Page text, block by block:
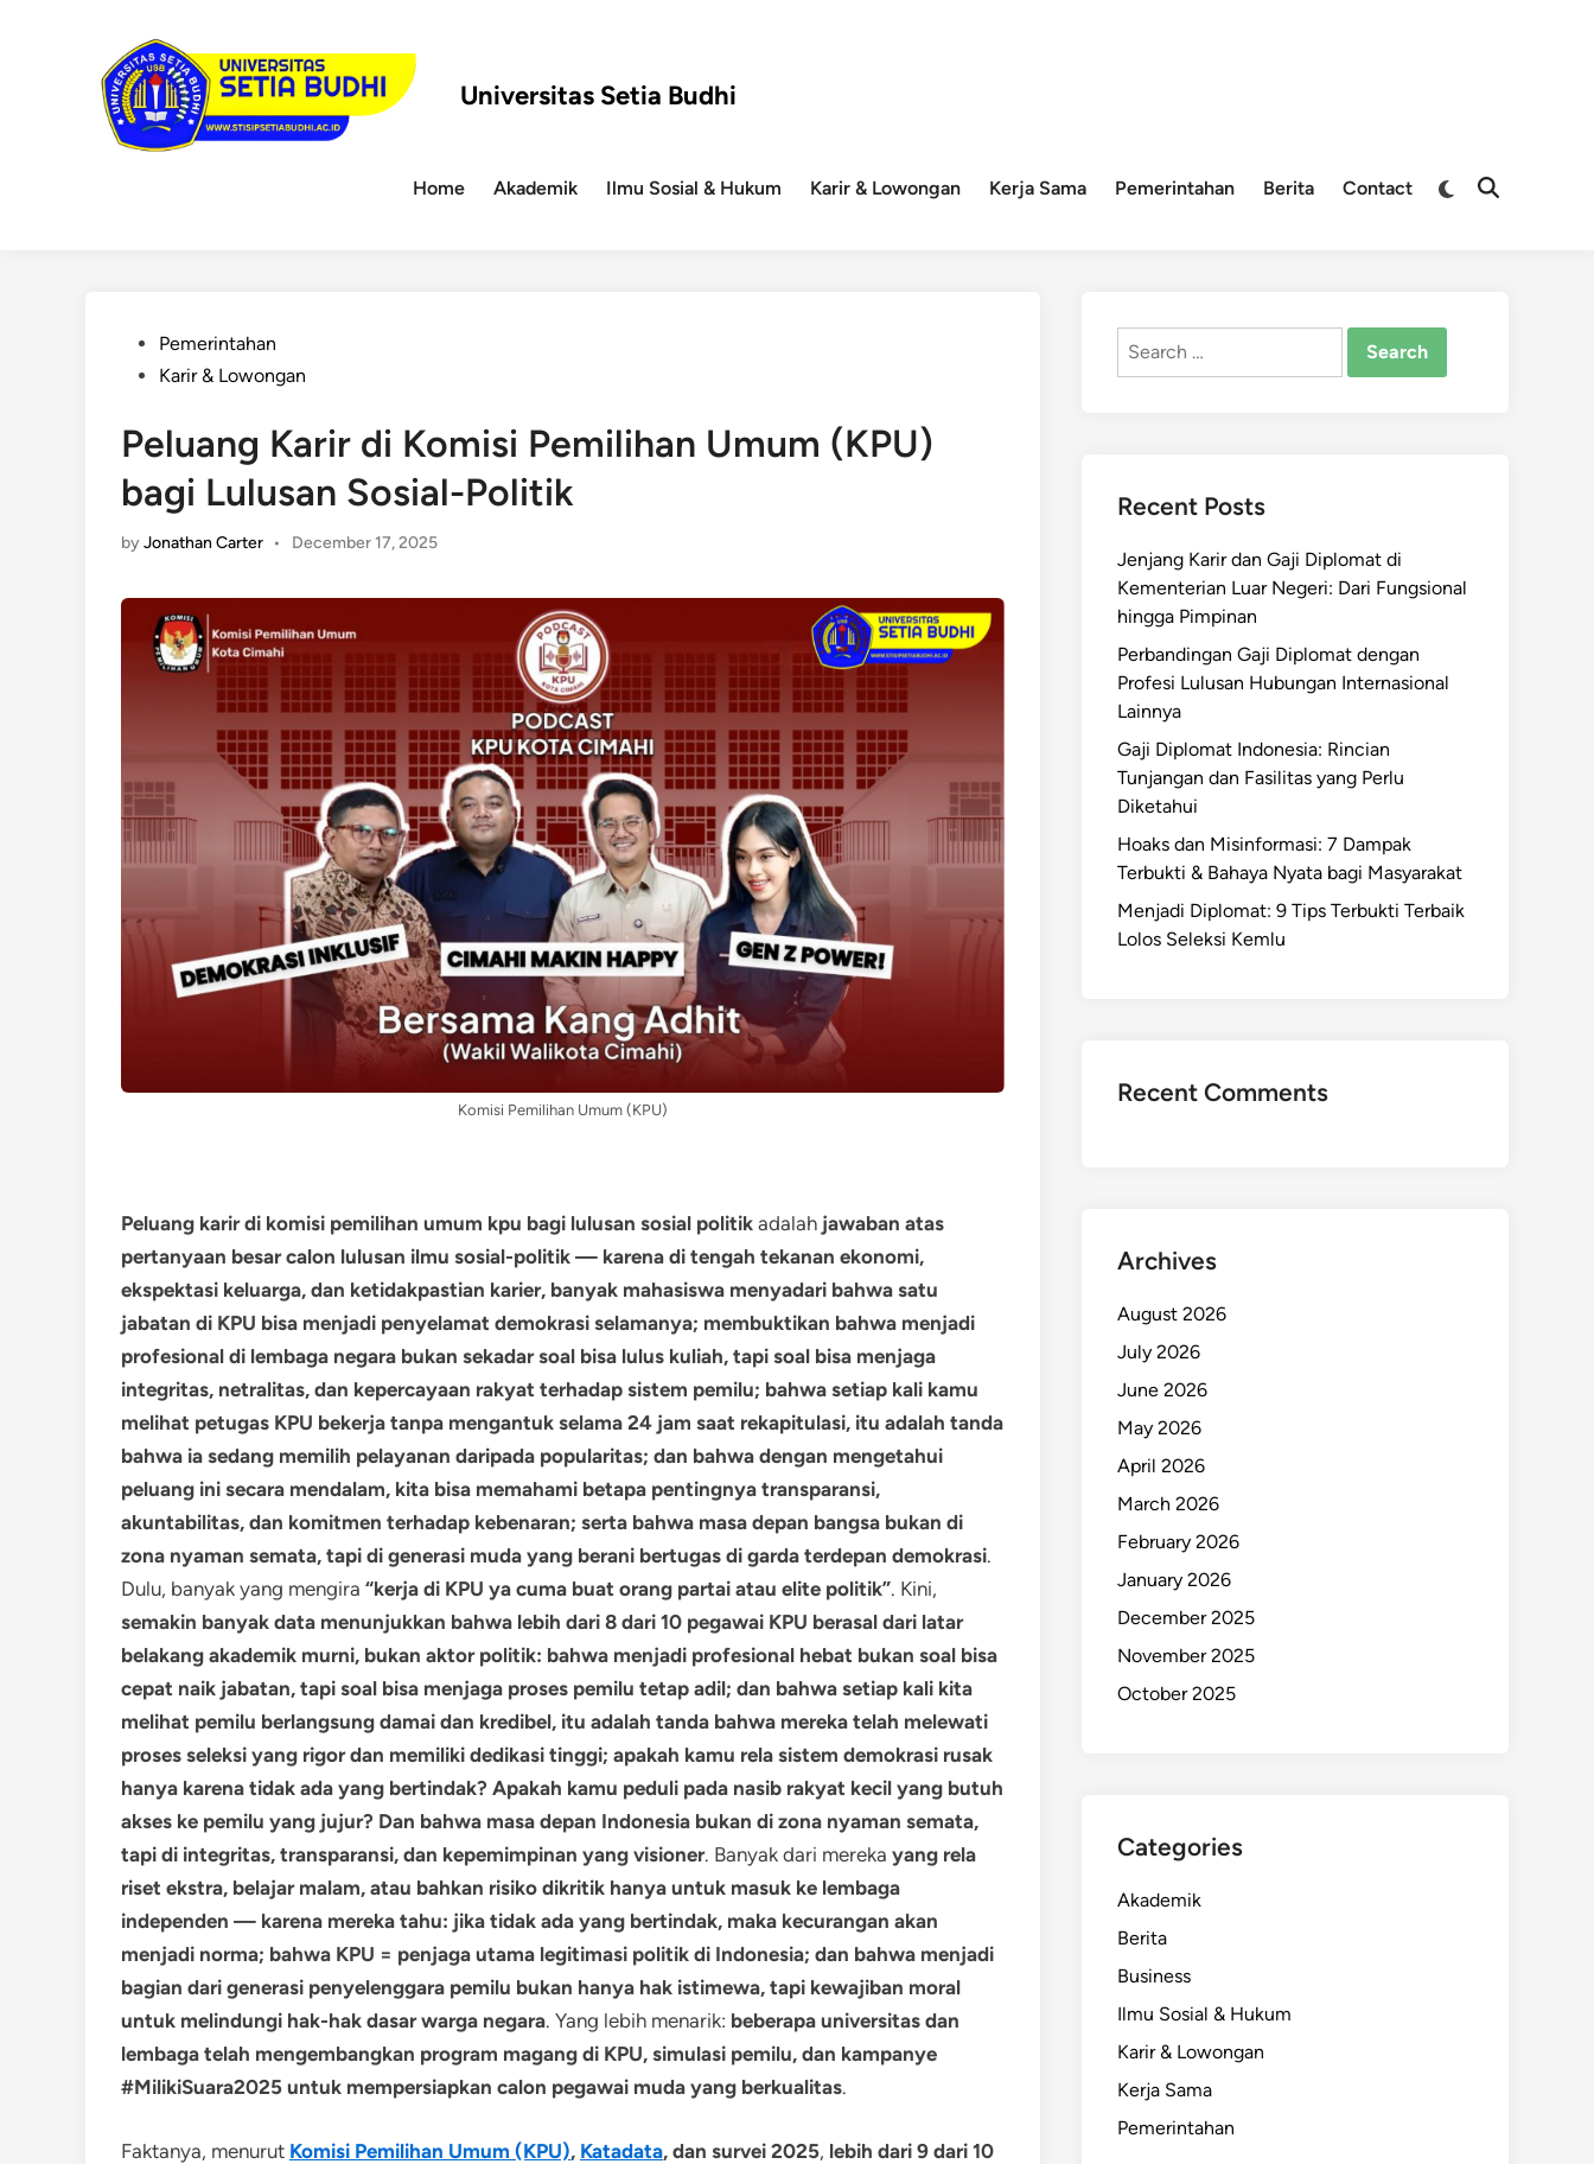
Universitas Setia Budhi
Home Akademik Ilmu Sosial & Hukum Karir & Lowongan Kerja Sama Pemerintahan Berita Contact
Switch
Open
PostedPemerintahan
Karir & Lowongan
Peluang Karir di Komisi Pemilihan Umum (KPU)
bagi Lulusan Sosial-Politik
byJonathan Carter • December 17, 2025
Komisi Pemilihan Umum (KPU)
Peluang karir di komisi pemilihan umum kpu bagi lulusan sosial politik adalah jawaban atas
pertanyaan besar calon lulusan ilmu sosial-politik — karena di tengah tekanan ekonomi,
ekspektasi keluarga, dan ketidakpastian karier, banyak mahasiswa menyadari bahwa satu
jabatan di KPU bisa menjadi penyelamat demokrasi selamanya; membuktikan bahwa menjadi
profesional di lembaga negara bukan sekadar soal bisa lulus kuliah, tapi soal bisa menjaga
integritas, netralitas, dan kepercayaan rakyat terhadap sistem pemilu; bahwa setiap kali kamu
melihat petugas KPU bekerja tanpa mengantuk selama 24 jam saat rekapitulasi, itu adalah tanda
bahwa ia sedang memilih pelayanan daripada popularitas; dan bahwa dengan mengetahui
peluang ini secara mendalam, kita bisa memahami betapa pentingnya transparansi,
akuntabilitas, dan komitmen terhadap kebenaran; serta bahwa masa depan bangsa bukan di
zona nyaman semata, tapi di generasi muda yang berani bertugas di garda terdepan demokrasi.
Dulu, banyak yang mengira “kerja di KPU ya cuma buat orang partai atau elite politik”. Kini,
semakin banyak data menunjukkan bahwa lebih dari 8 dari 10 pegawai KPU berasal dari latar
belakang akademik murni, bukan aktor politik: bahwa menjadi profesional hebat bukan soal bisa
cepat naik jabatan, tapi soal bisa menjaga proses pemilu tetap adil; dan bahwa setiap kali kita
melihat pemilu berlangsung damai dan kredibel, itu adalah tanda bahwa mereka telah melewati
proses seleksi yang rigor dan memiliki dedikasi tinggi; apakah kamu rela sistem demokrasi rusak
hanya karena tidak ada yang bertindak? Apakah kamu peduli pada nasib rakyat kecil yang butuh
akses ke pemilu yang jujur? Dan bahwa masa depan Indonesia bukan di zona nyaman semata,
tapi di integritas, transparansi, dan kepemimpinan yang visioner. Banyak dari mereka yang rela
riset ekstra, belajar malam, atau bahkan risiko dikritik hanya untuk masuk ke lembaga
independen — karena mereka tahu: jika tidak ada yang bertindak, maka kecurangan akan
menjadi norma; bahwa KPU = penjaga utama legitimasi politik di Indonesia; dan bahwa menjadi
bagian dari generasi penyelenggara pemilu bukan hanya hak istimewa, tapi kewajiban moral
untuk melindungi hak-hak dasar warga negara. Yang lebih menarik: beberapa universitas dan
lembaga telah mengembangkan program magang di KPU, simulasi pemilu, dan kampanye
#MilikiSuara2025 untuk mempersiapkan calon pegawai muda yang berkualitas.
Faktanya, menurut Komisi Pemilihan Umum (KPU), Katadata, dan survei 2025, lebih dari 9 dari 10
Search
Recent Posts
Jenjang Karir dan Gaji Diplomat di
Kementerian Luar Negeri: Dari Fungsional
hingga Pimpinan
Perbandingan Gaji Diplomat dengan
Profesi Lulusan Hubungan Internasional
Lainnya
Gaji Diplomat Indonesia: Rincian
Tunjangan dan Fasilitas yang Perlu
Diketahui
Hoaks dan Misinformasi: 7 Dampak
Terbukti & Bahaya Nyata bagi Masyarakat
Menjadi Diplomat: 9 Tips Terbukti Terbaik
Lolos Seleksi Kemlu
Recent Comments
Archives
August 2026
July 2026
June 2026
May 2026
April 2026
March 2026
February 2026
January 2026
December 2025
November 2025
October 2025
Categories
Akademik
Berita
Business
Ilmu Sosial & Hukum
Karir & Lowongan
Kerja Sama
Pemerintahan